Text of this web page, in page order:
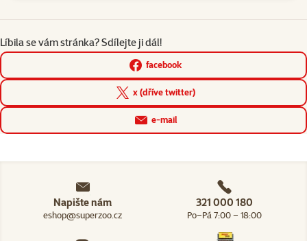
Líbila se vám stránka? Sdílejte ji dál!
facebook
x (dříve twitter)
e-mail
Napište nám
eshop@superzoo.cz
321 000 180
Po–Pá 7:00 – 18:00